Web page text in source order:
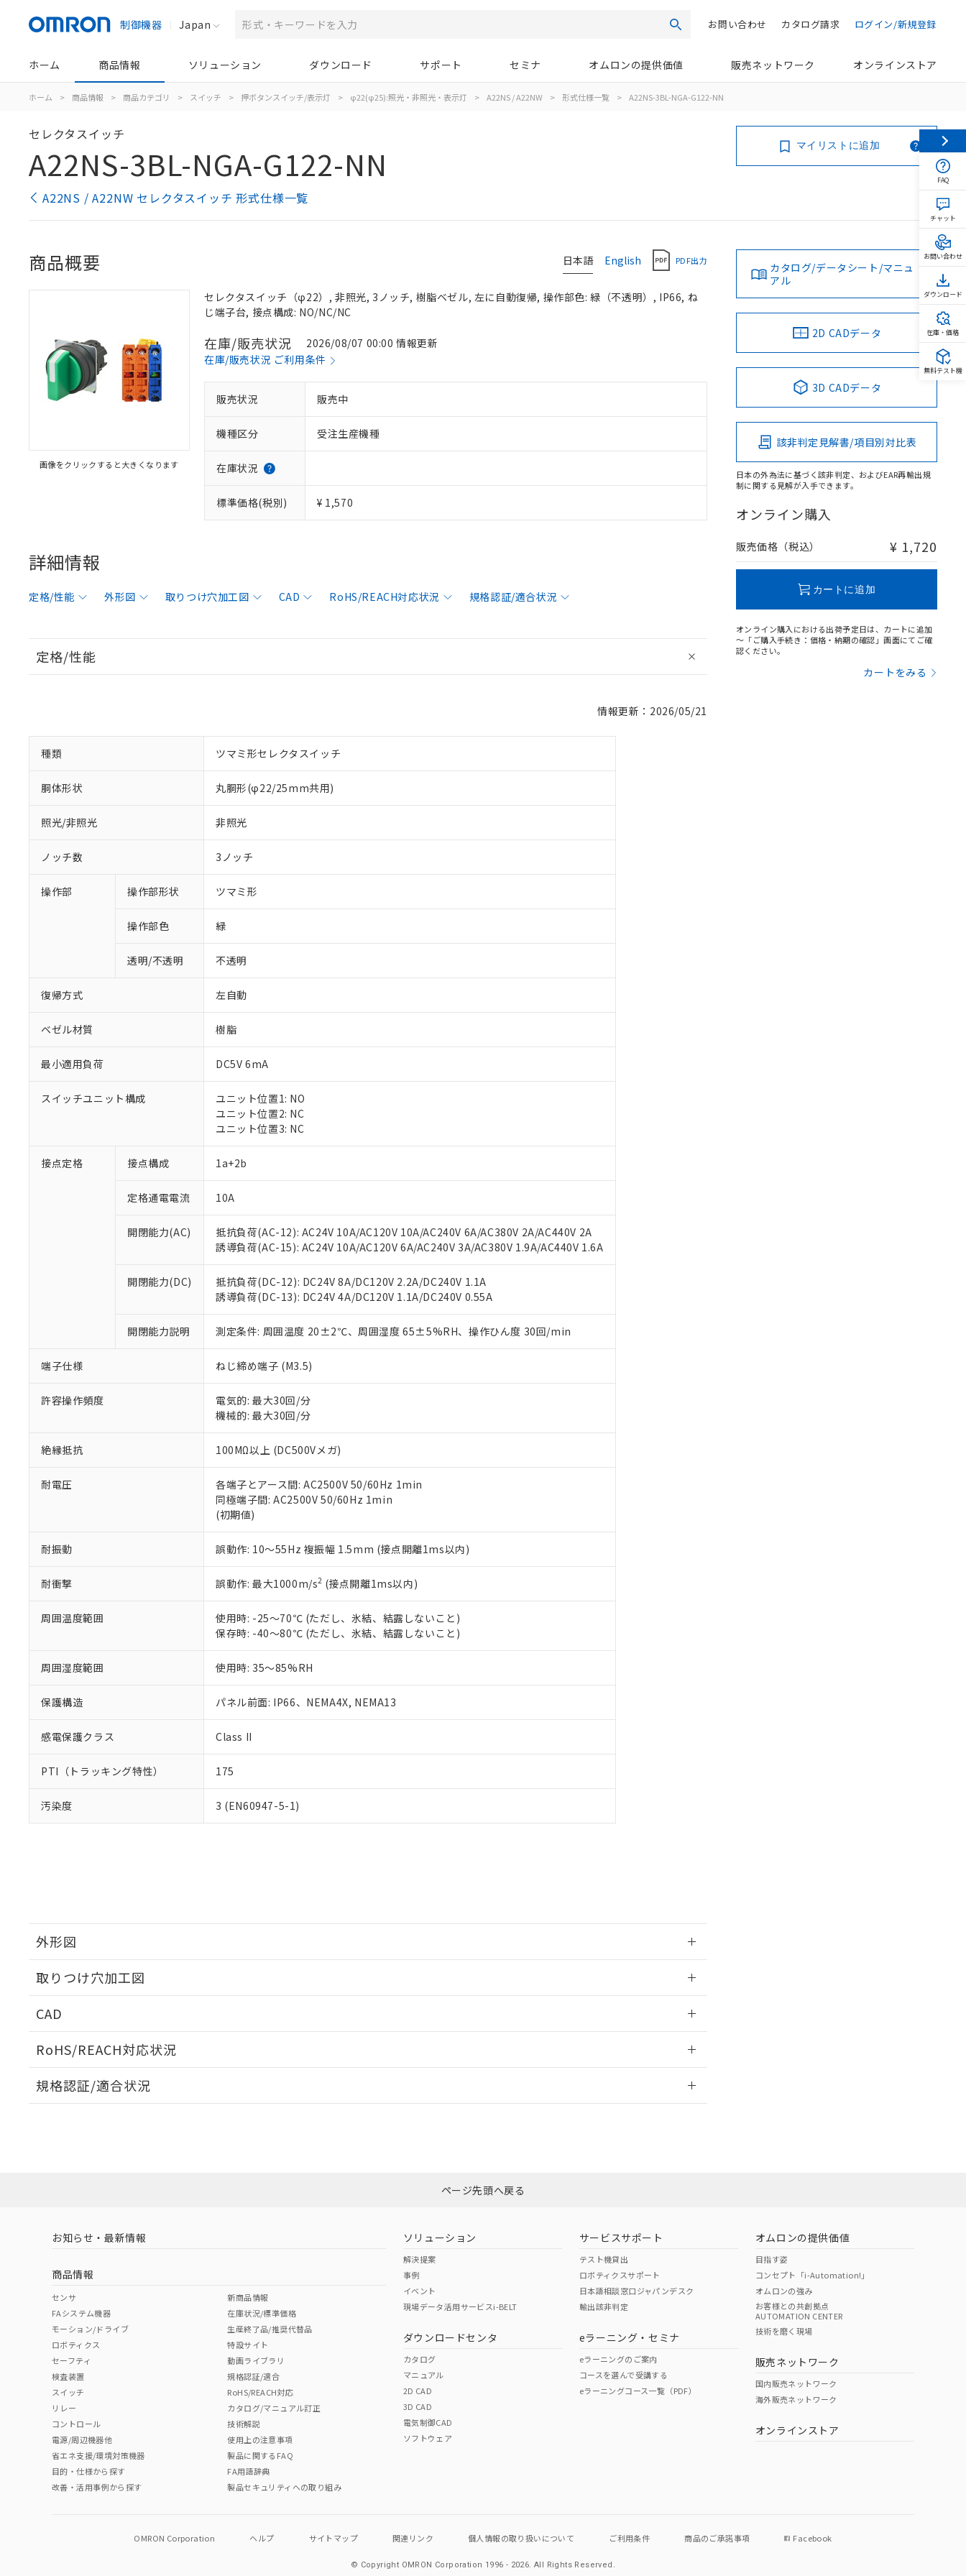
制御機器 Japan 検索 ログイン/新規登録
カタログ請求
お問い合わせ
ホーム 商品情報 ソリューション ダウンロード サポート セミナ オムロンの提供価値 販売ネットワーク オンラインストア
ホーム > 商品情報 > 商品カテゴリ > スイッチ > 押ボタンスイッチ/表示灯 > φ22(φ25):照光・非照光・表示灯 > A22NS / A22NW > 形式仕様一覧 > A22NS-3BL-NGA-G122-NN
セレクタスイッチ
A22NS-3BL-NGA-G122-NN
A22NS / A22NW セレクタスイッチ 形式仕様一覧
マイリストに追加
日本語 English PDF出力
商品概要
画像をクリックすると大きくなります
セレクタスイッチ（φ22）, 非照光, 3ノッチ, 樹脂ベゼル, 左に自動復帰, 操作部色: 緑（不透明）, IP66, ね
じ端子台, 接点構成: NO/NC/NC
在庫/販売状況
2026/08/07 00:00 情報更新
在庫/販売状況 ご利用条件
販売状況 販売中
機種区分 受注生産機種
在庫状況
標準価格(税別) ¥ 1,570
詳細情報
定格/性能 外形図 取りつけ穴加工図 CAD RoHS/REACH対応状況 規格認証/適合状況
定格/性能
情報更新：2026/05/21
種類 ツマミ形セレクタスイッチ
胴体形状 丸胴形(φ22/25mm共用)
照光/非照光 非照光
ノッチ数 3ノッチ
操作部 操作部形状 ツマミ形
操作部色 緑
透明/不透明 不透明
復帰方式 左自動
ベゼル材質 樹脂
最小適用負荷 DC5V 6mA
スイッチユニット構成
ユニット位置1: NO
ユニット位置2: NC
ユニット位置3: NC
接点定格 接点構成 1a+2b
定格通電電流 10A
開閉能力(AC)
抵抗負荷(AC-12): AC24V 10A/AC120V 10A/AC240V 6A/AC380V 2A/AC440V 2A
誘導負荷(AC-15): AC24V 10A/AC120V 6A/AC240V 3A/AC380V 1.9A/AC440V 1.6A
開閉能力(DC)
抵抗負荷(DC-12): DC24V 8A/DC120V 2.2A/DC240V 1.1A
誘導負荷(DC-13): DC24V 4A/DC120V 1.1A/DC240V 0.55A
開閉能力説明 測定条件: 周囲温度 20±2℃、周囲湿度 65±5%RH、操作ひん度 30回/min
端子仕様 ねじ締め端子 (M3.5)
許容操作頻度
電気的: 最大30回/分
機械的: 最大30回/分
絶縁抵抗 100MΩ以上 (DC500Vメガ)
耐電圧
各端子とアース間: AC2500V 50/60Hz 1min
同極端子間: AC2500V 50/60Hz 1min
(初期値)
耐振動 誤動作: 10～55Hz 複振幅 1.5mm (接点開離1ms以内)
耐衝撃 誤動作: 最大1000m/s2 (接点開離1ms以内)
周囲温度範囲
使用時: -25～70℃ (ただし、氷結、結露しないこと)
保存時: -40～80℃ (ただし、氷結、結露しないこと)
周囲湿度範囲 使用時: 35～85%RH
保護構造 パネル前面: IP66、NEMA4X, NEMA13
感電保護クラス Class II
PTI（トラッキング特性） 175
汚染度 3 (EN60947-5-1)
外形図
取りつけ穴加工図
CAD
RoHS/REACH対応状況
EU RoHS 注意事項・凡例
ダウンロードはこちら
中国 RoHS 注意事項・凡例
中国 RoHS表
Pb Hg Cr(VI)
O O
"対応済み"や非含有の記載がされた商品であっても、流通在庫等で未対応品が混在する可能性があります。
非含有品が必要な際は、弊社営業部門もしくは販売店へお問い合わせください。
規格認証/適合状況
（イギリス
（ノルウェー
（日本
（アメリカ
この製品の規格認証/適合状況ページへ
その他の認証はこちらのページからご検索ください
カタログ/データシート/マニュ
アル
2D CADデータ
3D CADデータ
該非判定見解書/項目別対比表
日本の外為法に基づく該非判定、およびEAR再輸出規
制に関する見解が入手できます。
オンライン購入
販売価格（税込） ¥ 1,720
カートに追加
オンライン購入における出荷予定日は、カートに追加
～「ご購入手続き：価格・納期の確認」画面にてご確
認ください。
カートをみる
ご利用条件
以下の条件をお読みいただき、同意のうえご利用ください。
本サービスは、当社制御機器事業取扱商品の当社在庫状況および標準価格(税抜)を提供させていただ
くものです。
当社制御機器事業取扱商品の中には、本サービスの対象外となる商品もあることをご了承ください。
のであり、閲覧された時点での実際の在庫および標準価格とは異なる場合があることをご了承くださ
い。
正式な納期状況および標準価格はお客様のお取引先、またはお客様担当のオムロン制御機器販売店・
当社販売員にご相談ください。
オムロン制御機器販売店や当社販売拠点は「販売ネットワーク
」をご確認ください。
在庫状況および標準価格結果を当社の事前の承諾なく第三者に漏洩または開示しないようお願いしま
マイパーツ機能（部品リスト作成サービス）をご利用いただくには、I-Webメンバーズにご登録され
ている必要があります。
お客様が当ウェブサイト上で当社にご登録された部品リストについて、当社および当社の共同利用者
さい。
※当社の共同利用者とは、"個人情報の共同利用に関して"
の「1.共同利用者の範囲」に記載されて
いる法人を指します。
※1 対応状況
対応済み：EU RoHS指令（10物質）の非含有に対応した製品が提供可能な商品です。
対応予定：EU RoHS指令（10物質）の非含有に対応した製品に切り替える予定のある商品です。
対応予定なし：EU RoHS指令（10物質）の非含有に非対応の商品で、対応品を出す予定はありません。
非該当品：ライセンス料など無形物で、有害物質有無と関係のない商品です。
仕入先様の事情により、非含有部品としていたものが、含有品と判明した場合などやむを得ず変更すること
があります。
*EU RoHS指令（10物質）：
鉛(Pb) 1000ppm以下、 水銀(Hg) 1000ppm以下、 カドミウム(Cd) 100ppm以下、
六価クロム(Cr(Ⅵ)) 1000ppm以下、ポリ臭化ビフェニル類(PBB) 1000ppm以下、ポリ臭化ジフェニルエーテル類(PBDE) 1000ppm以下、
但し、RoHS指令で産業用監視および制御機器に対する適用除外項目は除く。
フタル酸エステル類の４物質については閾値を超える意図的な使用がないことを確認しています。
※2 対応予定月
部品在庫の切り替え状況などにより、予定月が前後することがあります。
※3 非含有証明書ダウンロード
下記の非含有証明書をダウンロードすることができます。
EU RoHS指令（10物質）の非含有証明書
51物質の非含有証明書（当社基準）
※本証明書は発行日時点で非含有を証明するもので、過去に遡って非含有を証明するものではありません。
また、RoHS指令のフタル酸エステル類４物質の対応では、対応完了までの期間は出荷製品に未対応品が
混在することから備考欄に対応日を記載しておりました。
り割愛しております。
※1 中国RoHS○×表
「－」：未確認です。当社販売部門へお問い合わせください。
*中国RoHS10物質の基準値 (GB/T26572)：
Pb(鉛) :1000ppm、 Hg(水銀) : 1000ppm、 Cd(カドミウム) : 100ppm、
Cr(Ⅵ)(六価クロム) : 1000ppm、 PBBs(ポリ臭化ビフェニル類) : 1000ppm、 PBDEs(ポリ臭化ジフェニルエーテル類) : 1000ppm、
DBP(フタル酸ジブチル) : 1000ppm、 DIBP(フタル酸ジイソブチル) : 1000ppm、 BBP(フタル酸ブチルベンジル) : 1000ppm、
DEHP(フタル酸ビス(2-エチルヘキシル)) : 1000ppm
※2 環境保護使用期限
「ｅ」：有害物質（10物質）のすべてが基準値以下であることを示します。
「10」：通常の使用状況下において有害物質が外部に漏えいし、環境に深刻な影響を及ぼさない年数を意
味します。
当社は、これら貴社製品のうち、外国為替および外国貿易法に定める商品（以下｢規制貨物等」とい
う）を輸出または国外への提供する場合は、日本国政府の輸出許可(または役務取引許可)を取得する
当社は規制貨物を破棄する場合は、完全に破砕するなど、違法に輸出されないよう必要な手段を講じ
ます。
当社は貴社製品を、核兵器、ミサイル、化学兵器、生物兵器またはその他武器並びにこれらの製造装
当社は、貴社製品を第三者に販売する場合は、上記1、2および3の内容を当該第三者に通知します。
また当社は、販売先および販売に係わる関係者が違法に輸出するおそれがある場合は、取り引きをい
たしません。
記
号
説明
○ 一定数以上の在庫あり
△ 一定数には満たないが在庫あり
－
在庫なし(最新の在庫状況については、お客様のお取引先、またはお客様担当のオムロン制御
機器販売店・当社販売員にご確認ください)
空
白
受注生産機種、また在庫状況の情報を公開していない機種
ページ先頭へ戻る
お知らせ・最新情報
商品情報
センサ
FAシステム機器
モーション/ドライブ
ロボティクス
セーフティ
検査装置
スイッチ
リレー
コントロール
電源/周辺機器他
省エネ支援/環境対策機器
目的・仕様から探す
改善・活用事例から探す
新商品情報
在庫状況/標準価格
生産終了品/推奨代替品
特設サイト
動画ライブラリ
規格認証/適合
RoHS/REACH対応
カタログ/マニュアル訂正
技術解説
使用上の注意事項
製品に関するFAQ
FA用語辞典
製品セキュリティへの取り組み
ソリューション
解決提案
事例
イベント
現場データ活用サービスi-BELT
ダウンロードセンタ
カタログ
マニュアル
2D CAD
3D CAD
電気制御CAD
ソフトウェア
サービスサポート
テスト機貸出
ロボティクスサポート
日本語相談窓口ジャパンデスク
輸出該非判定
eラーニング・セミナ
eラーニングのご案内
コースを選んで受講する
eラーニングコース一覧（PDF）
オムロンの提供価値
目指す姿
コンセプト「i-Automation!」
オムロンの強み
お客様との共創拠点
AUTOMATION CENTER
技術を磨く現場
販売ネットワーク
国内販売ネットワーク
海外販売ネットワーク
オンラインストア
OMRON Corporation ヘルプ サイトマップ 関連リンク 個人情報の取り扱いについて ご利用条件 商品のご承諾事項 Facebook
© Copyright OMRON Corporation 1996 - 2026.All Rights Reserved.
FAQ
チャット
お問い合わせ
ダウンロード
在庫・価格
無料テスト機